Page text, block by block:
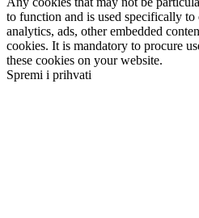
to function and is used specifically to
analytics, ads, other embedded
cookies. It is mandatory to procure
these cookies on your website.
Spremi i prihvati